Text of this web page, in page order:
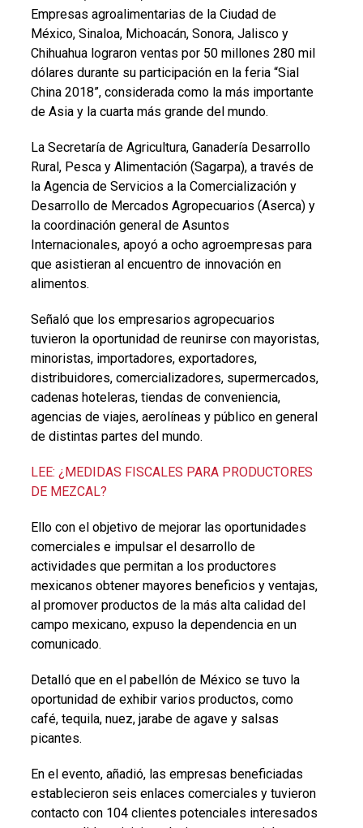
Empresas agroalimentarias de la Ciudad de
México, Sinaloa, Michoacán, Sonora, Jalisco y
Chihuahua lograron ventas por 50 millones 280 mil
dólares durante su participación en la feria “Sial
China 2018”, considerada como la más importante
de Asia y la cuarta más grande del mundo.
La Secretaría de Agricultura, Ganadería Desarrollo
Rural, Pesca y Alimentación (Sagarpa), a través de
la Agencia de Servicios a la Comercialización y
Desarrollo de Mercados Agropecuarios (Aserca) y
la coordinación general de Asuntos
Internacionales, apoyó a ocho agroempresas para
que asistieran al encuentro de innovación en
alimentos.
Señaló que los empresarios agropecuarios
tuvieron la oportunidad de reunirse con mayoristas,
minoristas, importadores, exportadores,
distribuidores, comercializadores, supermercados,
cadenas hoteleras, tiendas de conveniencia,
agencias de viajes, aerolíneas y público en general
de distintas partes del mundo.
LEE: ¿MEDIDAS FISCALES PARA PRODUCTORES
DE MEZCAL?
Ello con el objetivo de mejorar las oportunidades
comerciales e impulsar el desarrollo de
actividades que permitan a los productores
mexicanos obtener mayores beneficios y ventajas,
al promover productos de la más alta calidad del
campo mexicano, expuso la dependencia en un
comunicado.
Detalló que en el pabellón de México se tuvo la
oportunidad de exhibir varios productos, como
café, tequila, nuez, jarabe de agave y salsas
picantes.
En el evento, añadió, las empresas beneficiadas
establecieron seis enlaces comerciales y tuvieron
contacto con 104 clientes potenciales interesados